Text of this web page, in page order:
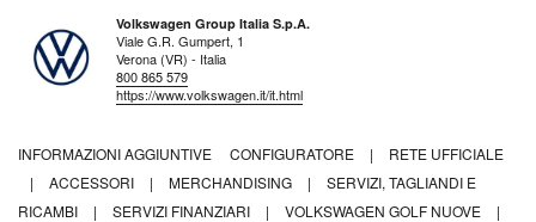
Volkswagen Group Italia S.p.A.
Viale G.R. Gumpert, 1
Verona (VR) - Italia
800 865 579
https://www.volkswagen.it/it.html
INFORMAZIONI AGGIUNTIVE CONFIGURATORE |
RETE UFFICIALE
|
ACCESSORI | MERCHANDISING |
SERVIZI, TAGLIANDI E
RICAMBI
| SERVIZI FINANZIARI | VOLKSWAGEN GOLF NUOVE
|